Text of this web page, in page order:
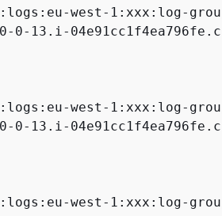
west-1:xxx:log-
0-13.i-
west-1:xxx:log-
0-13.i-
west-1:xxx:log-